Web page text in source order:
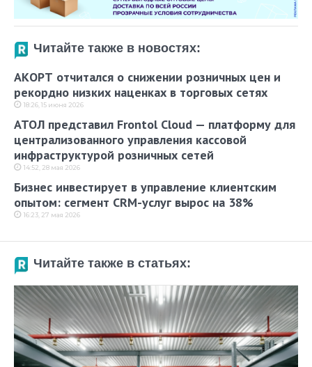
Читайте также в новостях:
АКОРТ отчитался о снижении розничных цен и
рекордно низких наценках в торговых сетях
18:26, 15 июня 2026
АТОЛ представил Frontol Cloud — платформу для
централизованного управления кассовой
инфраструктурой розничных сетей
14:52, 28 мая 2026
Бизнес инвестирует в управление клиентским
опытом: сегмент CRM-услуг вырос на 38%
16:23, 27 мая 2026
Читайте также в статьях: